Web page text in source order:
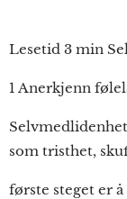
Lesetid 3 min
1 Anerkjenn
som tristhet,
første steget er